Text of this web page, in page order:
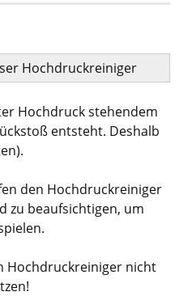
Hochdruckreiniger
Hochdruck stehendem
entsteht. Deshalb
den Hochdruckreiniger
zu beaufsichtigen, um
Hochdruckreiniger nicht